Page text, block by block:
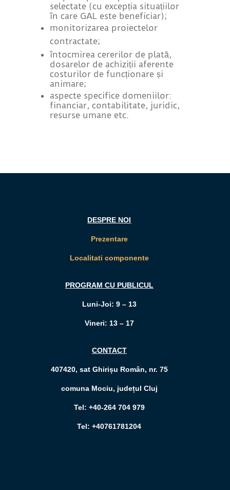
selectate (cu excepția situațiilor
în care GAL este beneficiar);
monitorizarea proiectelor
contractate;
întocmirea cererilor de plată,
dosarelor de achiziții aferente
costurilor de funcționare și
animare;
aspecte specifice domeniilor:
financiar, contabilitate, juridic,
resurse umane etc.
DESPRE NOI
Prezentare
Localitati componente
PROGRAM CU PUBLICUL
Luni-Joi: 9 – 13
Vineri: 13 – 17
CONTACT
407420, sat Ghirișu Român, nr. 75
comuna Mociu, județul Cluj
Tel: +40-264 704 979
Tel: +40761781204